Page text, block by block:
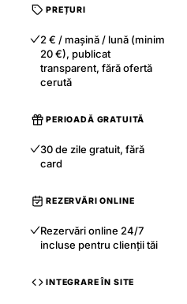
PREȚURI
2 € / mașină / lună (minim
20 €), publicat
transparent, fără ofertă
cerută
PERIOADĂ GRATUITĂ
30 de zile gratuit, fără
card
REZERVĂRI ONLINE
Rezervări online 24/7
incluse pentru clienții tăi
INTEGRARE ÎN SITE